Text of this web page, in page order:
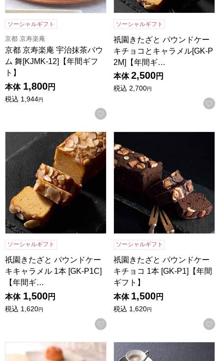
ソーシャルギフト
京都 京寿楽庵
京都 京寿楽庵 宇治抹茶バウ
ム 舞[KJMK-12]【年間ギフ
ト】
本体 1,800円
税込 1,944円
お気に入りに登録する
ソーシャルギフト
祇園きたざと パウンドケー
キチョコとキャラメル[GK-P
2M]【年間ギ…
本体 2,500円
税込 2,700円
祇園きたざと パウンドケーキキャラメル 1本 [GK-P1C]【年
ソーシャルギフト
祇園きたざと パウンドケー
キキャラメル 1本 [GK-P1C]
【年間ギ…
本体 1,500円
税込 1,620円
お気に入りに登録する
ソーシャルギフト
祇園きたざと パウンドケー
キチョコ 1本 [GK-P1]【年間
ギフト】
本体 1,500円
税込 1,620円
寿製菓 白ウサギフィナンシェ 16個入【年間ギフト】
ロイヤルスイートセレクショ